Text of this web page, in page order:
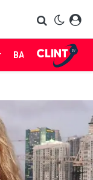
BABES LIFE